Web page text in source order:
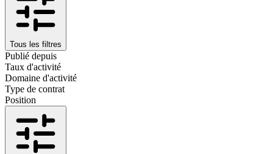
Tous les filtres
Publié depuis
Taux d'activité
Domaine d'activité
Type de contrat
Position